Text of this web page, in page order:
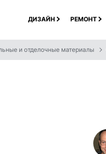
ДИЗАЙН РЕМОНТ
и отделочные материалы